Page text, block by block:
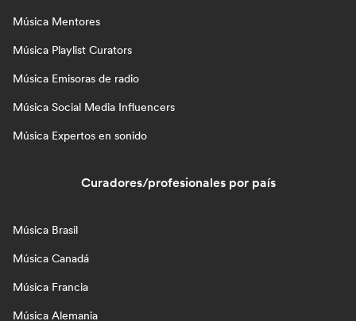
Música Mentores
Música Playlist Curators
Música Emisoras de radio
Música Social Media Influencers
Música Expertos en sonido
Curadores/profesionales por país
Música Brasil
Música Canadá
Música Francia
Música Alemania